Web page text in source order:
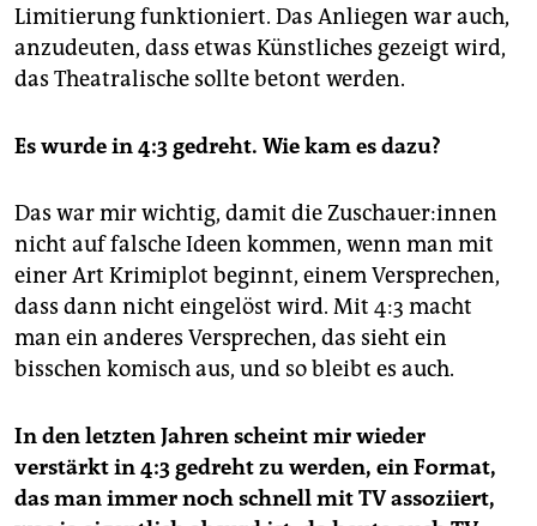
Limitierung funktioniert. Das Anliegen war auch,
anzudeuten, dass etwas Künstliches gezeigt wird,
das Theatralische sollte betont werden.
Es wurde in 4:3 gedreht. Wie kam es dazu?
Das war mir wichtig, damit die Zu­schaue­r:in­nen
nicht auf falsche Ideen kommen, wenn man mit
einer Art Krimiplot beginnt, einem Versprechen,
dass dann nicht eingelöst wird. Mit 4:3 macht
man ein anderes Versprechen, das sieht ein
bisschen komisch aus, und so bleibt es auch.
In den letzten Jahren scheint mir wieder
verstärkt in 4:3 gedreht zu werden, ein Format,
das man immer noch schnell mit TV assoziiert,